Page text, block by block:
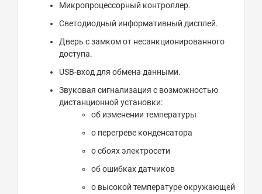
Микропроцессорный контроллер.
Светодиодный информативный дисплей.
Дверь с замком от несанкционированного
доступа.
USB-вход для обмена данными.
Звуковая сигнализация с возможностью
дистанционной установки:
об изменении температуры
о перегреве конденсатора
о сбоях электросети
об ошибках датчиков
о высокой температуре окружающей